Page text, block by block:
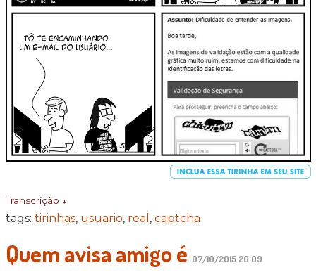
Transcrição ↓
tags: tirinhas, usuario, real , captcha
Quem avisa amigo é 07/10/2015 20:09